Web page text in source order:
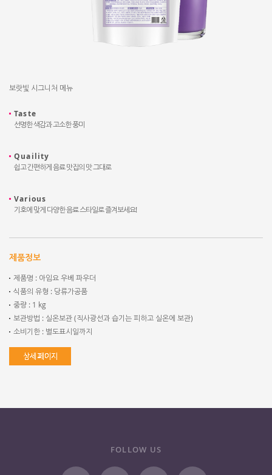
보랏빛 시그니처 메뉴
Taste
선명한 색감과 고소한 풍미
Quaility
쉽고 간편하게 음료 맛집의 맛 그대로
Various
기호에 맞게 다양한 음료 스타일로 즐겨보세요!
제품정보
제품명 : 아임요 우베 파우더
식품의 유형 : 당류가공품
중량 : 1 kg
보관방법 : 실온보관 (직사광선과 습기는 피하고 실온에 보관)
소비기한 : 별도표시일까지
FOLLOW US